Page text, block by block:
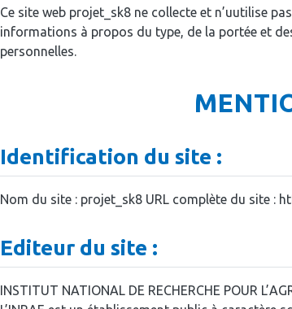
Ce site web projet_sk8 ne collecte et n’uutilise
informations à propos du type, de la portée et
personnelles.
Identification du site :
Nom du site : projet_sk8 URL complète du site :
Editeur du site :
INSTITUT NATIONAL DE RECHERCHE POUR